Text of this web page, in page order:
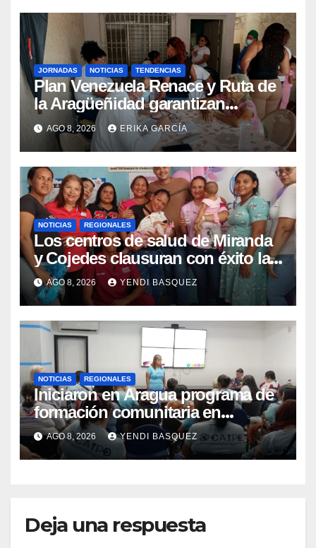
JORNADAS NOTICIAS TENDENCIAS
Plan Venezuela Renace y Ruta de
la Aragüeñidad garantizan
atención médica integral en
Aragua
AGO 8, 2026 ERIKA GARCÍA
NOTICIAS REGIONALES
Los centros de salud de Miranda
y Cojedes clausuran con éxito la
Semana Mundial de la Lactancia
Materna
AGO 8, 2026 YENDI BASQUEZ
NOTICIAS REGIONALES
Iniciaron en Aragua programa de
formación comunitaria en
atención a personas con
discapacidad
AGO 8, 2026 YENDI BASQUEZ
Deja una respuesta